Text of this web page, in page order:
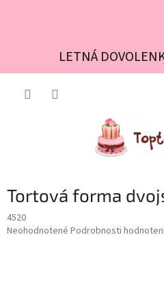
LETNÁ
Tortová forma
4520
Priemerné
Neohodnotené Podrobnosti